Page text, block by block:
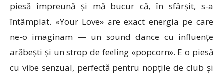
piesă împreună și mă bucur că, în sfârșit, s-a
întâmplat. «Your Love» are exact energia pe care
ne-o imaginam — un sound dance cu influențe
arăbești și un strop de feeling «popcorn». E o piesă
cu vibe senzual, perfectă pentru nopțile de club și